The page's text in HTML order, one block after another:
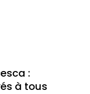
:
à tous